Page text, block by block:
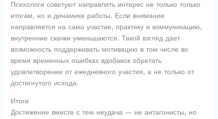
Психологи советуют направлять интерес не только только
итогам, но и динамике работы. Если внимание
направляется на само участие, практику и коммуникацию,
внутренние скачки уменьшаются. Такой взгляд дает
возможность поддерживать мотивацию в том числе во
время временных ошибках вдобавок обретать
удовлетворение от ежедневного участия, а не только от
достигнутого исхода.
Итоги
Достижение вместе с тем неудача — не антагонисты, но